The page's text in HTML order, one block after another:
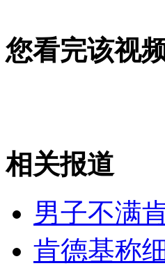
女子胆囊有30多颗结石 不
女孩北京地铁殴打老人 痛
无痛分娩是否安全 医生回
您看完该视
相关报道
男子不满
肯德基称